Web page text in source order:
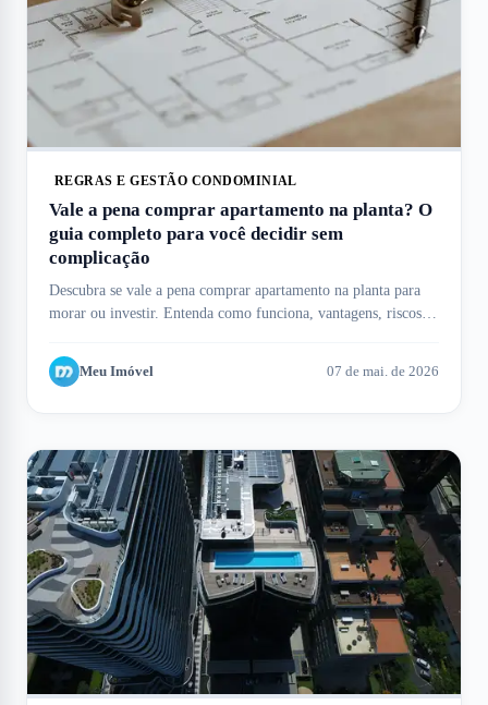
REGRAS E GESTÃO CONDOMINIAL
Vale a pena comprar apartamento na planta? O
guia completo para você decidir sem
complicação
Descubra se vale a pena comprar apartamento na planta para
morar ou investir. Entenda como funciona, vantagens, riscos e
Meu Imóvel 07 de mai. de 2026